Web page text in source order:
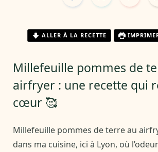
ALLER À LA RECETTE
Millefeuille pommes de
airfryer : une recette qui
cœur 🥰
Millefeuille pommes de terre au
dans ma cuisine, ici à Lyon, où